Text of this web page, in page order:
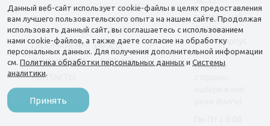
Согласие на обработку персональных данных
КАТАЛОГ
ДОСТАВКА
ОФОРМЛЕНИЕ ЗАКАЗА
О КОМПАНИИ
ТОП-500
КОНТАКТЫ
г. Тверь, наб.
А. Никитина,
д. 144 корпус
1
(вход со
Данный веб-сайт использует cookie-файлы в целях предоставления
вам лучшего пользовательского опыта на нашем сайте. Продолжая
использовать данный сайт, вы соглашаетесь с использованием
нами cookie-файлов, а также даете согласие на обработку
персональных данных. Для получения дополнительной информации
см. Политика обработки персональных данных и Системы
аналитики
Принять